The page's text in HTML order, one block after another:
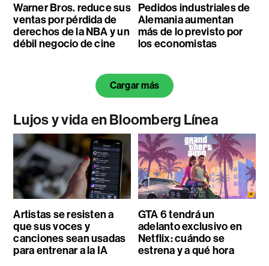
Warner Bros. reduce sus
ventas por pérdida de
derechos de la NBA y un
débil negocio de cine
Pedidos industriales de
Alemania aumentan
más de lo previsto por
los economistas
Cargar más
Lujos y vida en Bloomberg Línea
Artistas se resisten a
que sus voces y
canciones sean usadas
para entrenar a la IA
GTA 6 tendrá un
adelanto exclusivo en
Netflix: cuándo se
estrena y a qué hora